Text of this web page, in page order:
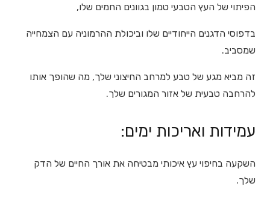
הפיתוי של העץ הטבעי טמון בגוונים החמים שלו,
בדפוסי הדגנים הייחודיים שלו וביכולת ההרמוניה עם הצמחייה
שמסביב.
זה מביא מגע של טבע למרחב החיצוני שלך, מה שהופך אותו
להרחבה טבעית של אזור המגורים שלך.
עמידות ואריכות ימים:
השקעה בחיפוי עץ איכותי מבטיחה את אורך החיים של הדק
שלך.